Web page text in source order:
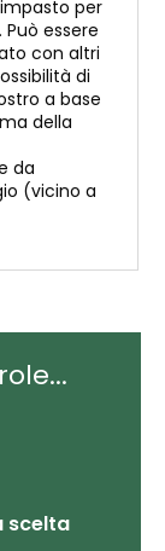
per
essere
con altri
di
a base
della
da
(vicino a
scelta